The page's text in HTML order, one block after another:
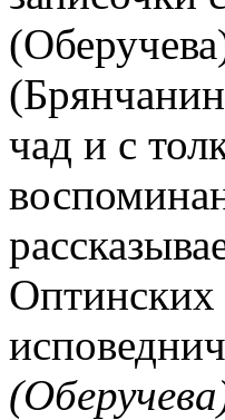
чад и с
Оптинских